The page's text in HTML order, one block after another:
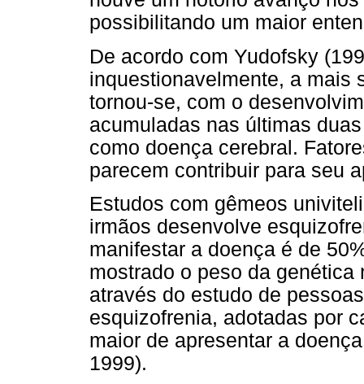
possibilitando um maior
De acordo com Yudofsky
inquestionavelmente, a mais
tornou-se, com o
acumuladas nas últimas
como doença cerebral.
parecem contribuir para seu
Estudos com gêmeos
irmãos desenvolve
manifestar a doença é de
mostrado o peso da
através do estudo de
esquizofrenia, adotadas por
maior de apresentar a
1999).